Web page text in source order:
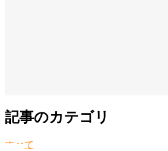
記事のカテゴリ
すべて